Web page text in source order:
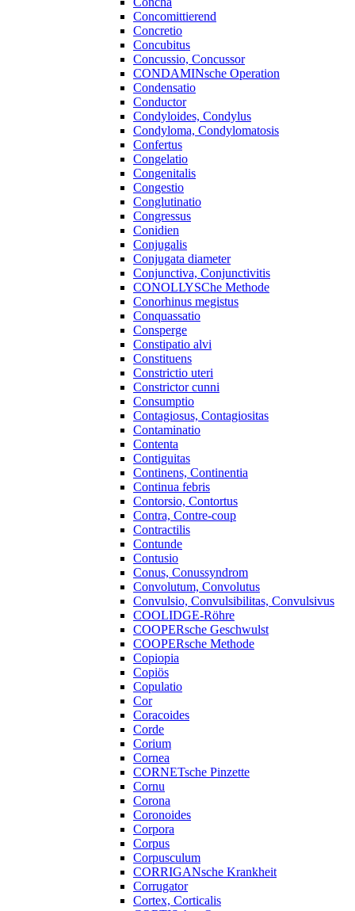
Concomittierend
Concretio
Concubitus
Concussio, Concussor
CONDAMINsche Operation
Condensatio
Conductor
Condyloides, Condylus
Condyloma, Condylomatosis
Confertus
Congelatio
Congenitalis
Congestio
Conglutinatio
Congressus
Conidien
Conjugalis
Conjugata diameter
Conjunctiva, Conjunctivitis
CONOLLYSChe Methode
Conorhinus megistus
Conquassatio
Consperge
Constipatio alvi
Constituens
Constrictio uteri
Constrictor cunni
Consumptio
Contagiosus, Contagiositas
Contaminatio
Contenta
Contiguitas
Continens, Continentia
Continua febris
Contorsio, Contortus
Contra, Contre-coup
Contractilis
Contunde
Contusio
Conus, Conussyndrom
Convolutum, Convolutus
Convulsio, Convulsibilitas, Convulsivus
COOLIDGE-Röhre
COOPERsche Geschwulst
COOPERsche Methode
Copiopia
Copiös
Copulatio
Cor
Coracoides
Corde
Corium
Cornea
CORNETsche Pinzette
Cornu
Corona
Coronoides
Corpora
Corpus
Corpusculum
CORRIGANsche Krankheit
Corrugator
Cortex, Corticalis